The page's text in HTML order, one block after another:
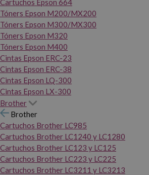
Tóners Epson M200/MX200
Tóners Epson M300/MX300
Tóners Epson M320
Tóners Epson M400
Cintas Epson ERC-23
Cintas Epson ERC-38
Cintas Epson LQ-300
Cintas Epson LX-300
Brother
Brother
Cartuchos Brother LC985
Cartuchos Brother LC1240 y LC1280
Cartuchos Brother LC123 y LC125
Cartuchos Brother LC223 y LC225
Cartuchos Brother LC3211 y LC3213